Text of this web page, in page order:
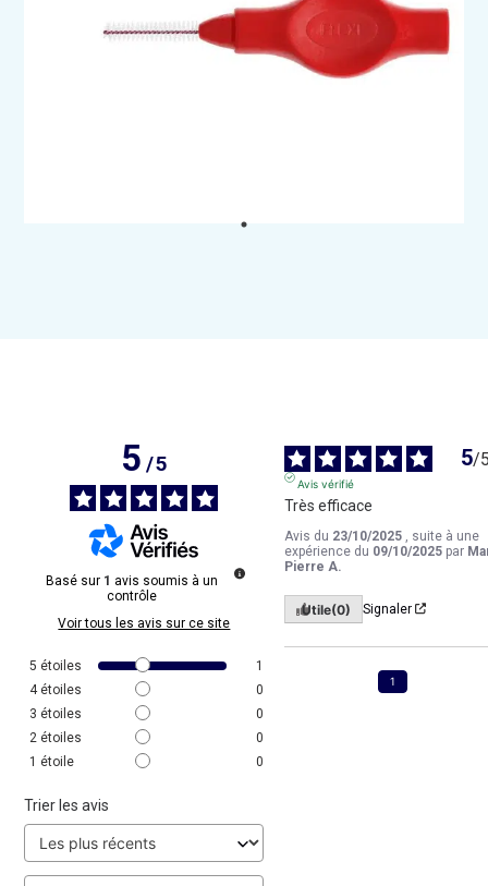
5/5
Basé sur 1 avis soumis à un
contrôle
Voir tous les avis sur ce site
5 étoiles
1
4 étoiles
0
3 étoiles
0
2 étoiles
0
1 étoile 0
Trier les avis
5/
Avis vérifié
Très efficace
Avis du 23/10/2025 , suite à une
expérience du 09/10/2025 par
Pierre A.
Utile(0) Signaler
1